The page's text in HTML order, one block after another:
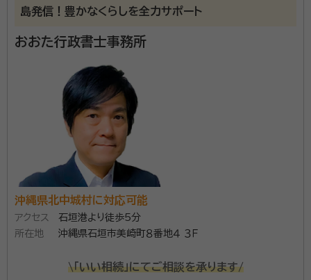
玉城 判（たまき わかつ）
行政書士、宅建取引士
昭和59年（1984年）琉球大学卒業後、大同生命保険株式会社（大阪本
社）へ就職。 平成23年（2011年）同社卒業 平成23年11月「エネてぃー
満足度 4.0 ご利用時期：2023/3
①「行政書士事務所」開業に至る経緯 １９８３年（大学4年
時）に資格取得し、大学卒業後金融機関での２７年勤務
後、２０１２年に沖縄県豊見城市にて独立開業。 ②「相続
業務」への取組みのキッカケ 身近で「相続が争族」となり
裁判に至ったことを経験したことで、「相続業務」の重要
性を認知したのがキッカケとなりました。 ③家庭裁判所
那覇家庭裁判所において「法定成年後見人・保佐人」を
資格等： 行政書士、宅建取引士
島発信！豊かなくらしを全力サポート
おおた行政書士事務所
沖縄県北中城村に対応可能
アクセス
石垣港より徒歩5分
所在地
沖縄県石垣市美崎町８番地４ ３Ｆ
\「いい相続」にてご相談を承ります/